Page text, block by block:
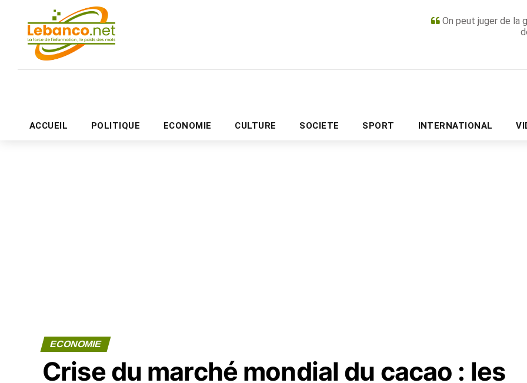
On peut juger de la
ACCUEIL POLITIQUE ECONOMIE CULTURE SOCIETE SPORT INTERNATIONAL
PUBLICITÉ
ECONOMIE
Crise du marché mondial du cacao : les